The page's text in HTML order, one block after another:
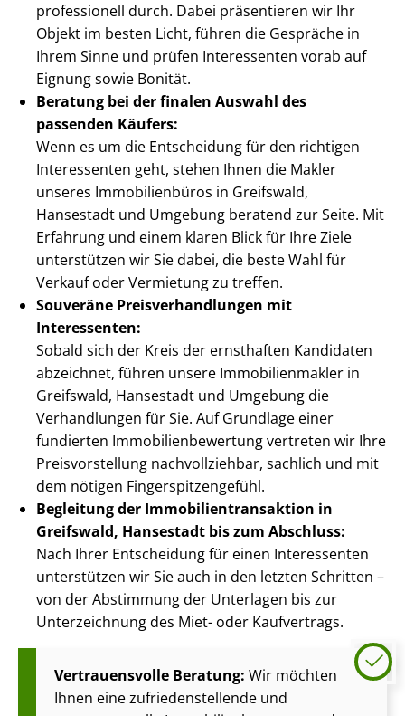
professionell durch. Dabei präsentieren wir Ihr
Objekt im besten Licht, führen die Gespräche in
Ihrem Sinne und prüfen Interessenten vorab auf
Eignung sowie Bonität.
Beratung bei der finalen Auswahl des
passenden Käufers:
Wenn es um die Entscheidung für den richtigen
Interessenten geht, stehen Ihnen die Makler
unseres Immobilienbüros in Greifswald,
Hansestadt und Umgebung beratend zur Seite. Mit
Erfahrung und einem klaren Blick für Ihre Ziele
unterstützen wir Sie dabei, die beste Wahl für
Verkauf oder Vermietung zu treffen.
Souveräne Preis­ver­hand­lun­gen mit
Interessenten:
Sobald sich der Kreis der ernsthaften Kandidaten
abzeichnet, führen unsere Im­mo­bi­li­en­mak­ler in
Greifswald, Hansestadt und Umgebung die
Verhandlungen für Sie. Auf Grundlage einer
fundierten Im­mo­bi­li­en­be­wer­tung vertreten wir Ihre
Preis­vor­stel­lung nachvollziehbar, sachlich und mit
dem nötigen Fin­ger­spit­zen­ge­fühl.
Begleitung der Im­mo­bi­li­en­trans­ak­ti­on in
Greifswald, Hansestadt bis zum Abschluss:
Nach Ihrer Entscheidung für einen Interessenten
unterstützen wir Sie auch in den letzten Schritten –
von der Abstimmung der Unterlagen bis zur
Unterzeichnung des Miet- oder Kaufvertrags.
Vertrauensvolle Beratung: Wir möchten
Ihnen eine zu­frie­den­stel­len­de und